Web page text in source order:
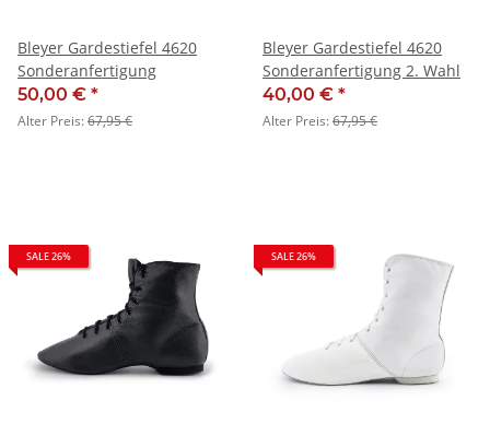
Bleyer Gardestiefel 4620
Sonderanfertigung
50,00 € *
Alter Preis:67,95 €
Bleyer Gardestiefel 4620
Sonderanfertigung 2. Wahl
40,00 € *
Alter Preis:67,95 €
SALE 26% SALE 26%